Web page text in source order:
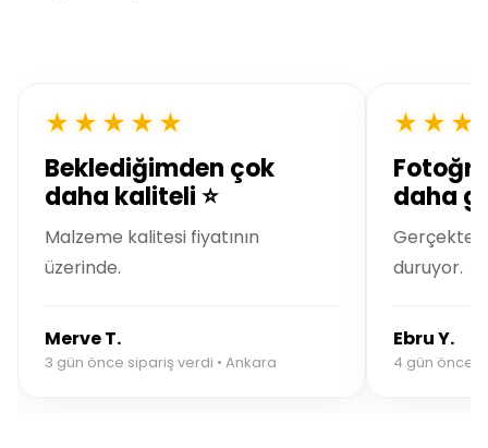
★★★★★
Beklediğimden çok
daha kaliteli ⭐
Malzeme kalitesi fiyatının
üzerinde.
Merve T.
3 gün önce sipariş verdi • Ankara
daha
Gerçekte
duruyor.
Ebru Y.
4 gün önce